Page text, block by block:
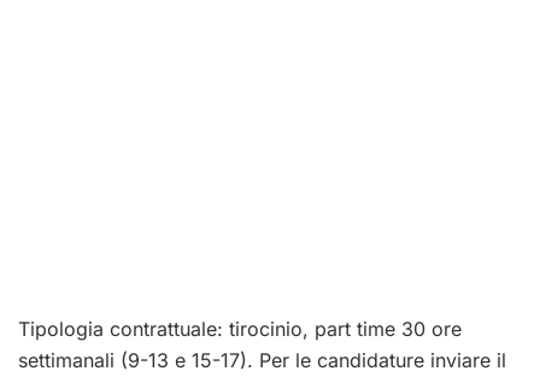
Tipologia contrattuale: tirocinio, part time 30 ore
settimanali (9-13 e 15-17). Per le candidature inviare il